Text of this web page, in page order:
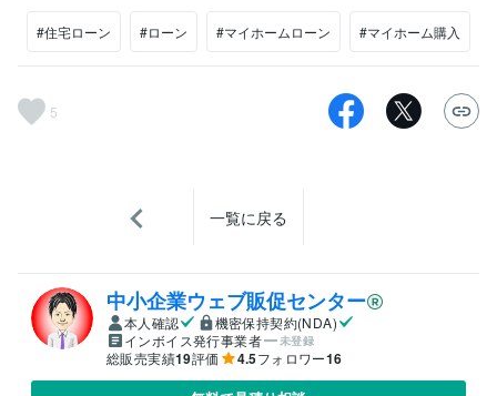
#住宅ローン #ローン #マイホームローン #マイホーム購入
5
一覧に戻る
中小企業ウェブ販促センター
本人確認
機密保持契約(NDA)
インボイス発行事業者
未登録
総販売実績19評価 4.5フォロワー16